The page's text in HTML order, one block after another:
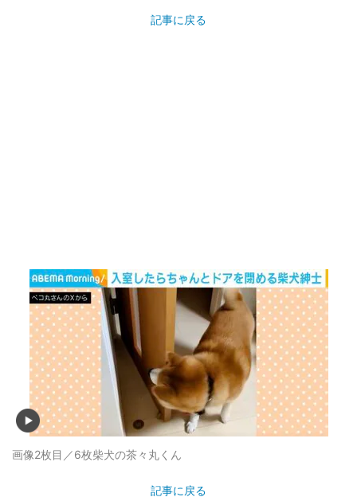
記事に戻る
画像2枚目／6枚柴犬の茶々丸くん
記事に戻る